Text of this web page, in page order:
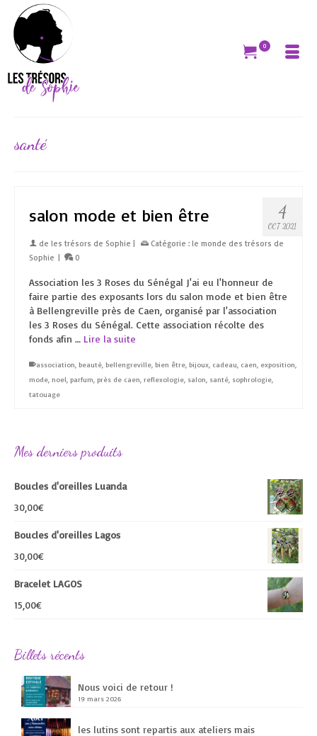
0
santé
4
OCT 2021
salon mode et bien être
de les trésors de Sophie Catégorie : le monde des trésors de
Sophie
0
Association les 3 Roses du Sénégal J'ai eu l'honneur de
faire partie des exposants lors du salon mode et bien être
à Bellengreville près de Caen, organisé par l'association
les 3 Roses du Sénégal. Cette association récolte des
fonds afin … Lire la suite
association beauté bellengreville bien être bijoux cadeau caen exposition
mode noel parfum près de caen reflexologie salon santé sophrologie
tatouage
Mes derniers produits
Boucles d'oreilles Luanda
30,00€
Boucles d'oreilles Lagos
30,00€
Bracelet LAGOS
15,00€
Billets récents
Nous voici de retour !
19 mars 2026
les lutins sont repartis aux ateliers mais